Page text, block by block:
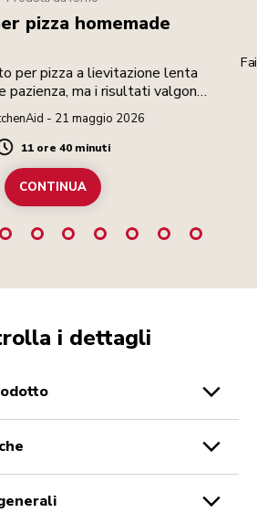
pizza homemade
per pizza a lievitazione lenta
pazienza, ma i risultati valgono
lo sforzo.- 21 maggio 2026
11 ore 40 minuti
CONTINUA
i dettagli